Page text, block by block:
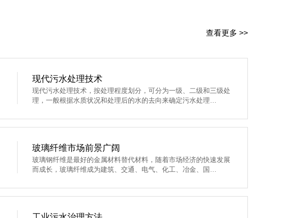
查看更多 >>
现代污水处理技术
现代污水处理技术，按处理程度划分，可分为一级、二级和三级处
理，一般根据水质状况和处理后的水的去向来确定污水处理…
玻璃纤维市场前景广阔
玻璃钢纤维是最好的金属材料替代材料，随着市场经济的快速发展
而成长，玻璃纤维成为建筑、交通、电气、化工、冶金、国…